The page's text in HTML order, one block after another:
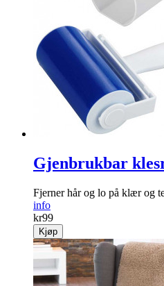
Gjenbrukbar
Fjerner hår og lo på klær og
info
kr99
Kjøp